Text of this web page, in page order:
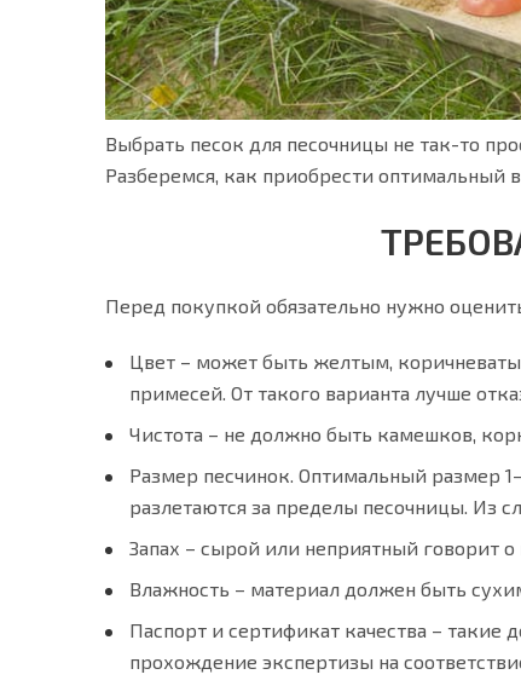
Выбрать песок для песочницы не так-то
Разберемся, как приобрести оптимальный
Перед покупкой обязательно нужно
Цвет – может быть желтым,
примесей. От такого варианта лучше
Чистота – не должно быть камешков,
Размер песчинок. Оптимальный размер
разлетаются за пределы песочницы. Из
Запах – сырой или неприятный говорит
Влажность – материал должен быть
Паспорт и сертификат качества –
прохождение экспертизы на